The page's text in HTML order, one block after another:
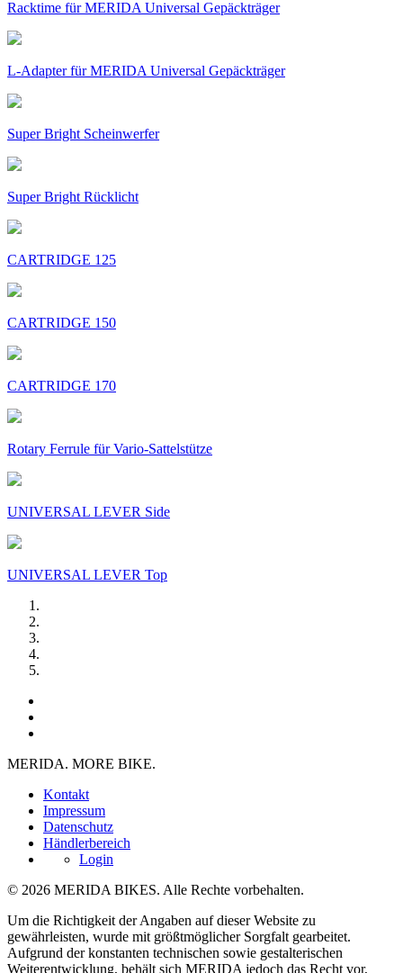
Racktime für MERIDA Universal Gepäckträger
L-Adapter für MERIDA Universal Gepäckträger
Super Bright Scheinwerfer
Super Bright Rücklicht
CARTRIDGE 125
CARTRIDGE 150
CARTRIDGE 170
Rotary Ferrule für Vario-Sattelstütze
UNIVERSAL LEVER Side
UNIVERSAL LEVER Top
MERIDA. MORE BIKE.
Kontakt
Impressum
Datenschutz
Händlerbereich
Login
© 2026 MERIDA BIKES. Alle Rechte vorbehalten.
Um die Richtigkeit der Angaben auf dieser Website zu
gewährleisten, wurde mit größtmöglicher Sorgfalt gearbeitet.
Aufgrund der konstanten technischen sowie gestalterischen
Weiterentwicklung, behält sich MERIDA jedoch das Recht vor,